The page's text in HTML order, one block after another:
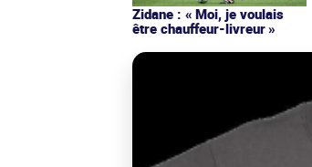
Zidane : « Moi, je voulais
être chauffeur-livreur »